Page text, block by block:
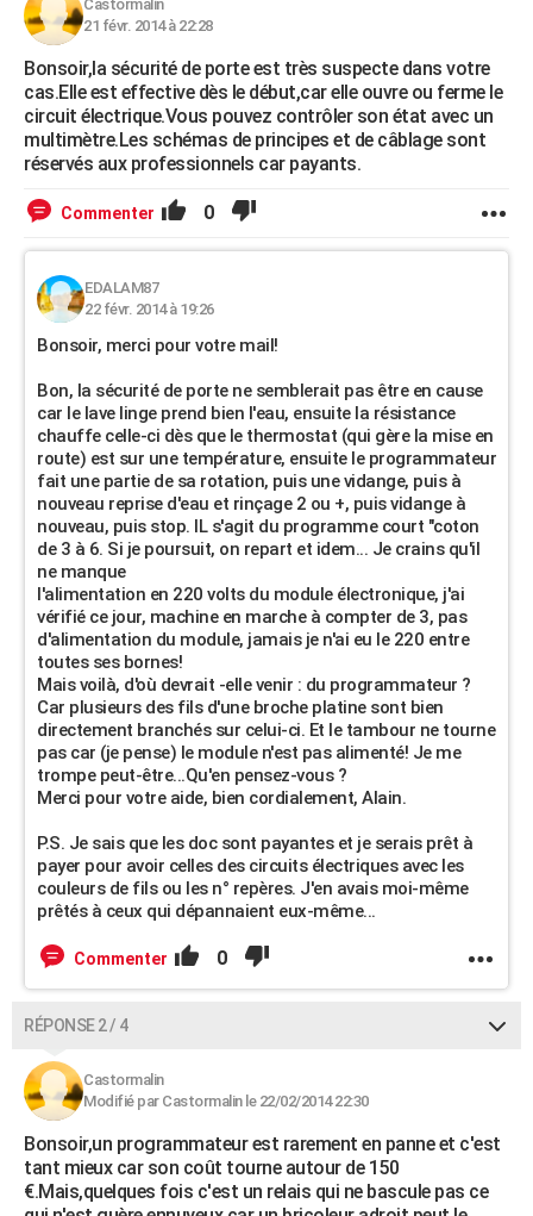
Castormalin
21 févr. 2014 à 22:28
Bonsoir,la sécurité de porte est très suspecte dans votre
cas.Elle est effective dès le début,car elle ouvre ou ferme le
circuit électrique.Vous pouvez contrôler son état avec un
multimètre.Les schémas de principes et de câblage sont
réservés aux professionnels car payants.
Commenter 0
EDALAM87
22 févr. 2014 à 19:26
Bonsoir, merci pour votre mail!
Bon, la sécurité de porte ne semblerait pas être en cause
car le lave linge prend bien l'eau, ensuite la résistance
chauffe celle-ci dès que le thermostat (qui gère la mise en
route) est sur une température, ensuite le programmateur
fait une partie de sa rotation, puis une vidange, puis à
nouveau reprise d'eau et rinçage 2 ou +, puis vidange à
nouveau, puis stop. IL s'agit du programme court "coton
de 3 à 6. Si je poursuit, on repart et idem... Je crains qu'il
ne manque
l'alimentation en 220 volts du module électronique, j'ai
vérifié ce jour, machine en marche à compter de 3, pas
d'alimentation du module, jamais je n'ai eu le 220 entre
toutes ses bornes!
Mais voilà, d'où devrait -elle venir : du programmateur ?
Car plusieurs des fils d'une broche platine sont bien
directement branchés sur celui-ci. Et le tambour ne tourne
pas car (je pense) le module n'est pas alimenté! Je me
trompe peut-être...Qu'en pensez-vous ?
Merci pour votre aide, bien cordialement, Alain.
P.S. Je sais que les doc sont payantes et je serais prêt à
payer pour avoir celles des circuits électriques avec les
couleurs de fils ou les n° repères. J'en avais moi-même
prêtés à ceux qui dépannaient eux-même...
Commenter 0
RÉPONSE 2 / 4
Castormalin
Modifié par Castormalin le 22/02/2014 22:30
Bonsoir,un programmateur est rarement en panne et c'est
tant mieux car son coût tourne autour de 150
€.Mais,quelques fois c'est un relais qui ne bascule pas ce